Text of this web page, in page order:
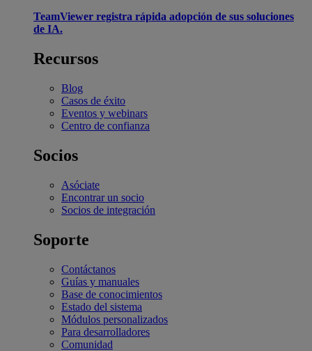
TeamViewer registra rápida adopción de sus soluciones
de IA.
Recursos
Blog
Casos de éxito
Eventos y webinars
Centro de confianza
Socios
Asóciate
Encontrar un socio
Socios de integración
Soporte
Contáctanos
Guías y manuales
Base de conocimientos
Estado del sistema
Módulos personalizados
Para desarrolladores
Comunidad